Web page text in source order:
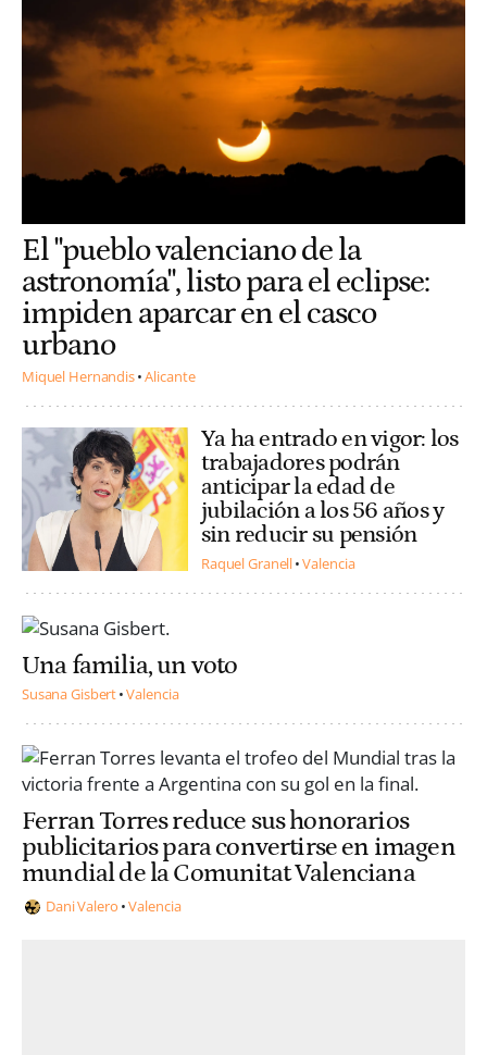
El "pueblo valenciano de la
astronomía", listo para el eclipse:
impiden aparcar en el casco
urbano
Miquel Hernandis Alicante
Ya ha entrado en vigor: los
trabajadores podrán
anticipar la edad de
jubilación a los 56 años y
sin reducir su pensión
Raquel Granell Valencia
Una familia, un voto
Susana Gisbert Valencia
Ferran Torres reduce sus honorarios
publicitarios para convertirse en imagen
mundial de la Comunitat Valenciana
Dani Valero Valencia